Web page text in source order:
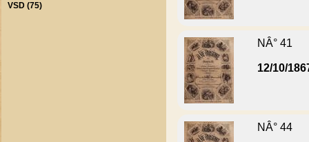
VSD (75)
NÂ° 41
12/10/
NÂ° 44